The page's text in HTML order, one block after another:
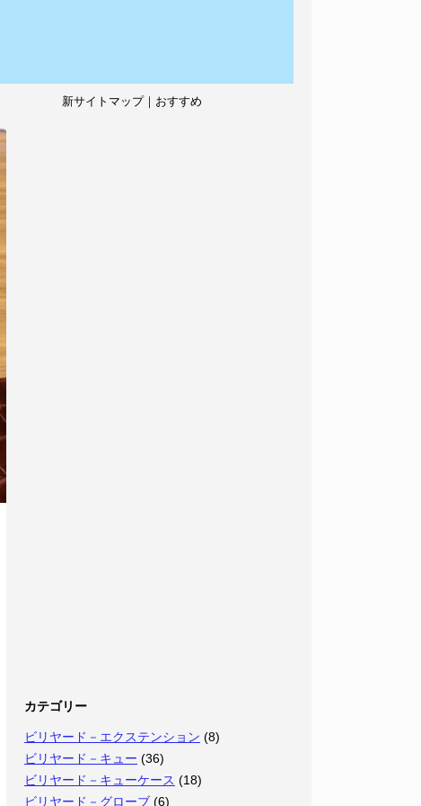
新サイトマップ｜おすすめ
カテゴリー
ビリヤード－エクステンション (8)
ビリヤード－キュー (36)
ビリヤード－キューケース (18)
ビリヤード－グローブ (6)